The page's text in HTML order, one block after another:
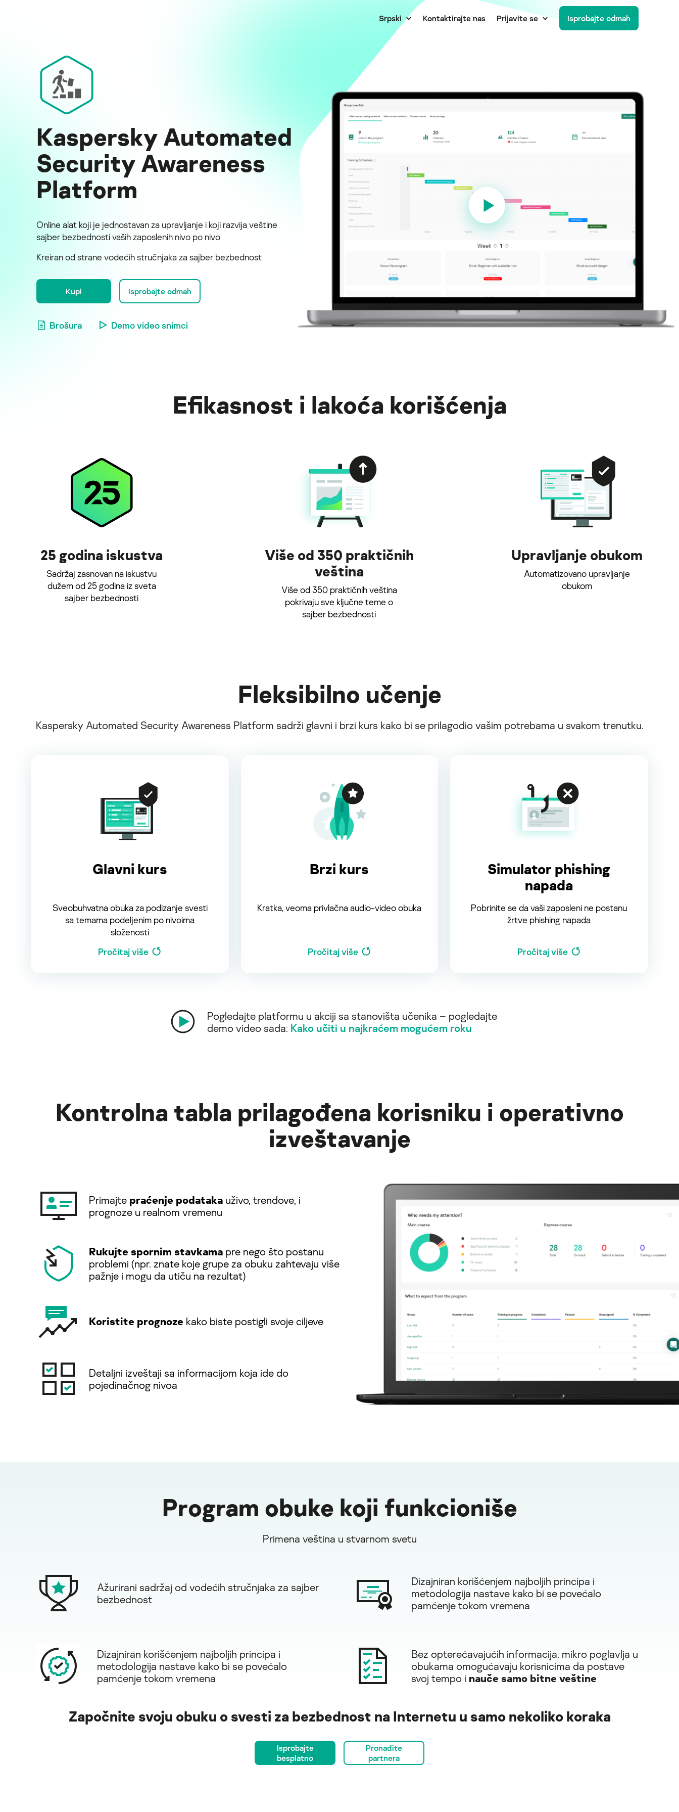
Srpski Kontaktirajte nas Prijavite se Isprobajte odmah
Kaspersky Automated
Security Awareness
Platform
Online alat koji je jednostavan za upravljanje i koji razvija veštine
sajber bezbednosti vaših zaposlenih nivo po nivo
Kreiran od strane vodećih stručnjaka za sajber bezbednost
Kupi Isprobajte odmah
Brošura Demo video snimci
Efikasnost i lakoća korišćenja
25 godina iskustva
Sadržaj zasnovan na iskustvu
dužem od 25 godina iz sveta
sajber bezbednosti
Više od 350 praktičnih
veština
Više od 350 praktičnih veština
pokrivaju sve ključne teme o
sajber bezbednosti
Upravljanje obukom
Automatizovano upravljanje
obukom
Fleksibilno učenje
Kaspersky Automated Security Awareness Platform sadrži glavni i brzi kurs kako bi se prilagodio vašim potrebama u svakom trenutku.
Glavni kurs
Sveobuhvatna obuka za podizanje svesti
sa temama podeljenim po nivoima
složenosti
Pročitaj više
Brzi kurs
Kratka, veoma privlačna audio-video obuka
Pročitaj više
Simulator phishing
napada
Pobrinite se da vaši zaposleni ne postanu
žrtve phishing napada
Pročitaj više
Pogledajte platformu u akciji sa stanovišta učenika – pogledajte
demo video sada: Kako učiti u najkraćem mogućem roku
Kontrolna tabla prilagođena korisniku i operativno
izveštavanje
Primajte praćenje podataka uživo, trendove, i
prognoze u realnom vremenu
Rukujte spornim stavkama pre nego što postanu
problemi (npr. znate koje grupe za obuku zahtevaju više
pažnje i mogu da utiču na rezultat)
Koristite prognoze kako biste postigli svoje ciljeve
Detaljni izveštaji sa informacijom koja ide do
pojedinačnog nivoa
Program obuke koji funkcioniše
Primena veština u stvarnom svetu
Ažurirani sadržaj od vodećih stručnjaka za sajber
bezbednost
Dizajniran korišćenjem najboljih principa i
metodologija nastave kako bi se povećalo
pamćenje tokom vremena
Dizajniran korišćenjem najboljih principa i
metodologija nastave kako bi se povećalo
pamćenje tokom vremena
Bez opterećavajućih informacija: mikro poglavlja u
obukama omogućavaju korisnicima da postave
svoj tempo i nauče samo bitne veštine
Započnite svoju obuku o svesti za bezbednost na Internetu u samo nekoliko koraka
Isprobajte
besplatno
Pronađite
partnera